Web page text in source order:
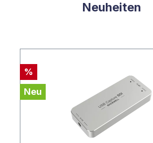
Neuheiten
%
Neu